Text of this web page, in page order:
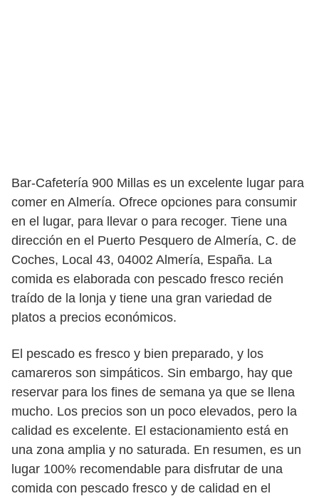
Bar-Cafetería 900 Millas es un excelente lugar para
comer en Almería. Ofrece opciones para consumir
en el lugar, para llevar o para recoger. Tiene una
dirección en el Puerto Pesquero de Almería, C. de
Coches, Local 43, 04002 Almería, España. La
comida es elaborada con pescado fresco recién
traído de la lonja y tiene una gran variedad de
platos a precios económicos.
El pescado es fresco y bien preparado, y los
camareros son simpáticos. Sin embargo, hay que
reservar para los fines de semana ya que se llena
mucho. Los precios son un poco elevados, pero la
calidad es excelente. El estacionamiento está en
una zona amplia y no saturada. En resumen, es un
lugar 100% recomendable para disfrutar de una
comida con pescado fresco y de calidad en el